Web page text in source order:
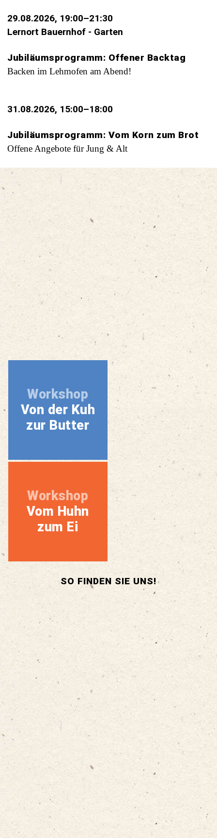
29.08.2026, 19:00–21:30
Lernort Bauernhof - Garten
Jubiläumsprogramm: Offener Backtag
Backen im Lehmofen am Abend!
31.08.2026, 15:00–18:00
Jubiläumsprogramm: Vom Korn zum Brot
Offene Angebote für Jung & Alt
„Es bereitet mir Freude Kindern zu
erklären, wie hier Lebensmittel
hergestellt werden und sie so dabei
zu begleiten, diesen schönen Ort
mit allen Sinnen zu entdecken“.
Meggi, Freie Mitarbeiterin Lernort
Bauernhof
Workshop
Von der Kuh
zur Butter
Workshop
Vom Huhn
zum Ei
SO FINDEN SIE UNS!